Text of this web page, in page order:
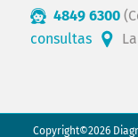
4849 6300
consultas
Copyright©2026